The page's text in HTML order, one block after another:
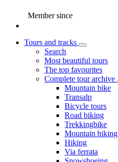
Member since
Tours and tracks
Search
Most beautiful tours
The top favourites
Complete tour archive
Mountain bike
Transalp
Bicycle tours
Road biking
Trekkingbike
Mountain hiking
Hiking
Via ferrata